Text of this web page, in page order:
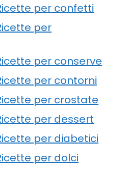
per confetti
per
per conserve
per contorni
per crostate
per dessert
per diabetici
per dolci